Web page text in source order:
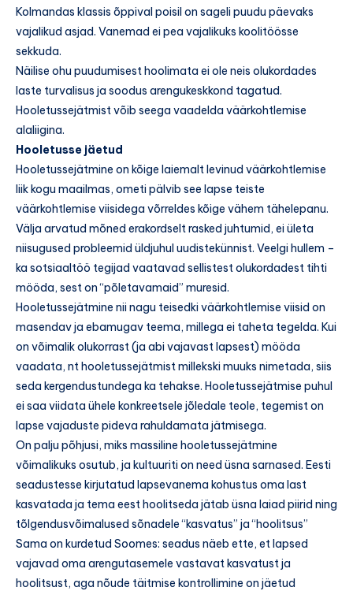
Kolmandas klassis õppival poisil on sageli puudu päevaks
vajalikud asjad. Vanemad ei pea vajalikuks koolitöösse
sekkuda.
Näilise ohu puudumisest hoolimata ei ole neis olukordades
laste turvalisus ja soodus arengukeskkond tagatud.
Hooletussejätmist võib seega vaadelda väärkohtlemise
alaliigina.
Hooletusse jäetud
Hooletussejätmine on kõige laiemalt levinud väärkohtlemise
liik kogu maailmas, ometi pälvib see lapse teiste
väärkohtlemise viisidega võrreldes kõige vähem tähelepanu.
Välja arvatud mõned erakordselt rasked juhtumid, ei ületa
niisugused probleemid üldjuhul uudistekünnist. Veelgi hullem –
ka sotsiaaltöö tegijad vaatavad sellistest olukordadest tihti
mööda, sest on “põletavamaid” muresid.
Hooletussejätmine nii nagu teisedki väärkohtlemise viisid on
masendav ja ebamugav teema, millega ei taheta tegelda. Kui
on võimalik olukorrast (ja abi vajavast lapsest) mööda
vaadata, nt hooletussejätmist millekski muuks nimetada, siis
seda kergendustundega ka tehakse. Hooletussejätmise puhul
ei saa viidata ühele konkreetsele jõledale teole, tegemist on
lapse vajaduste pideva rahuldamata jätmisega.
On palju põhjusi, miks massiline hooletussejätmine
võimalikuks osutub, ja kultuuriti on need üsna sarnased. Eesti
seadustesse kirjutatud lapsevanema kohustus oma last
kasvatada ja tema eest hoolitseda jätab üsna laiad piirid ning
tõlgendusvõimalused sõnadele “kasvatus” ja “hoolitsus”
Sama on kurdetud Soomes: seadus näeb ette, et lapsed
vajavad oma arengutasemele vastavat kasvatust ja
hoolitsust, aga nõude täitmise kontrollimine on jäetud